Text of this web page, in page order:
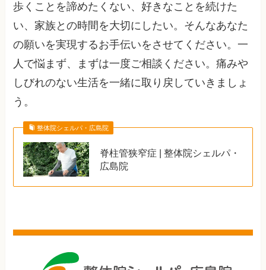
歩くことを諦めたくない、好きなことを続けた
い、家族との時間を大切にしたい。そんなあなた
の願いを実現するお手伝いをさせてください。一
人で悩まず、まずは一度ご相談ください。痛みや
しびれのない生活を一緒に取り戻していきましょ
う。
整体院シェルパ・広島院
脊柱管狭窄症 | 整体院シェルパ・
広島院